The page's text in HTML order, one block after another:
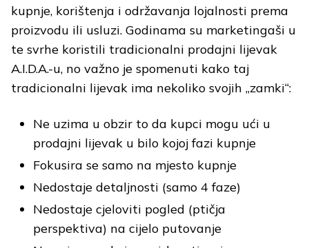
kupnje, korištenja i održavanja lojalnosti prema
proizvodu ili usluzi. Godinama su marketingaši u
te svrhe koristili tradicionalni prodajni lijevak
A.I.D.A.-u, no važno je spomenuti kako taj
tradicionalni lijevak ima nekoliko svojih „zamki“:
Ne uzima u obzir to da kupci mogu ući u
prodajni lijevak u bilo kojoj fazi kupnje
Fokusira se samo na mjesto kupnje
Nedostaje detaljnosti (samo 4 faze)
Nedostaje cjeloviti pogled (ptičja
perspektiva) na cijelo putovanje